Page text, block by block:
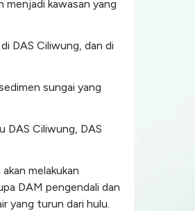
menjadi kawasan yang
DAS Ciliwung, dan di
sungai yang
DAS Ciliwung, DAS
melakukan
DAM pengendali dan
yang turun dari hulu.